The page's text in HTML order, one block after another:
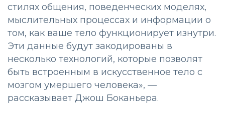
стилях общения, поведенческих моделях,
мыслительных процессах и информации о
том, как ваше тело функционирует изнутри.
Эти данные будут закодированы в
несколько технологий, которые позволят
быть встроенным в искусственное тело с
мозгом умершего человека», —
рассказывает Джош Боканьера.